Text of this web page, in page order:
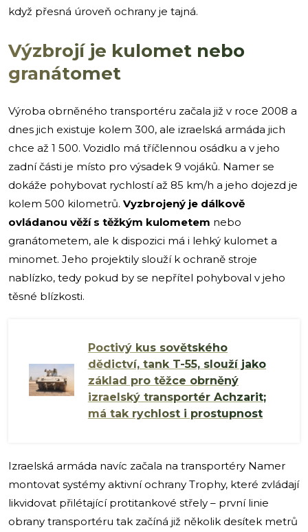
když přesná úroveň ochrany je tajná.
Výzbrojí je kulomet nebo
granátomet
Výroba obrněného transportéru začala již v roce 2008 a
dnes jich existuje kolem 300, ale izraelská armáda jich
chce až 1 500. Vozidlo má tříčlennou osádku a v jeho
zadní části je místo pro výsadek 9 vojáků. Namer se
dokáže pohybovat rychlostí až 85 km/h a jeho dojezd je
kolem 500 kilometrů. Vyzbrojený je dálkově
ovládanou věží s těžkým kulometem nebo
granátometem, ale k dispozici má i lehký kulomet a
minomet. Jeho projektily slouží k ochraně stroje
nablízko, tedy pokud by se nepřítel pohyboval v jeho
těsné blízkosti.
Poctivý kus sovětského
dědictví, tank T-55, slouží jako
základ pro těžce obrněný
izraelský transportér Achzarit;
má tak rychlost i prostupnost
Izraelská armáda navíc začala na transportéry Namer
montovat systémy aktivní ochrany Trophy, které zvládají
likvidovat přilétající protitankové střely – první linie
obrany transportéru tak začíná již několik desítek metrů